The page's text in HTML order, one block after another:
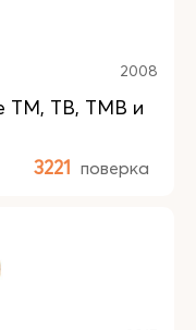
2008
ТМ, ТВ, ТМВ и
3221 поверка